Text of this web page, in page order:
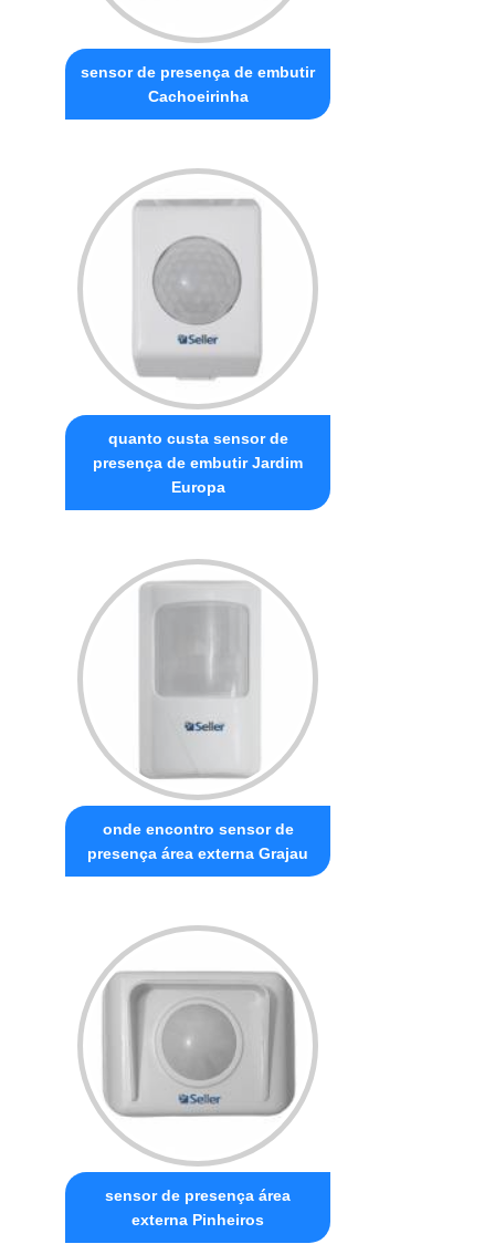
sensor de presença de embutir
Cachoeirinha
quanto custa sensor de
presença de embutir Jardim
Europa
onde encontro sensor de
presença área externa Grajau
sensor de presença área
externa Pinheiros